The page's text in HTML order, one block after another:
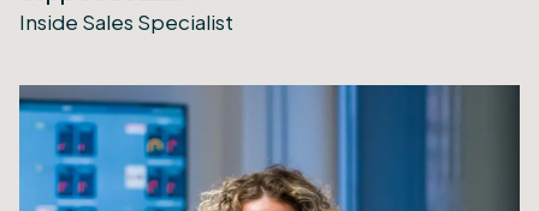
Inside Sales Specialist